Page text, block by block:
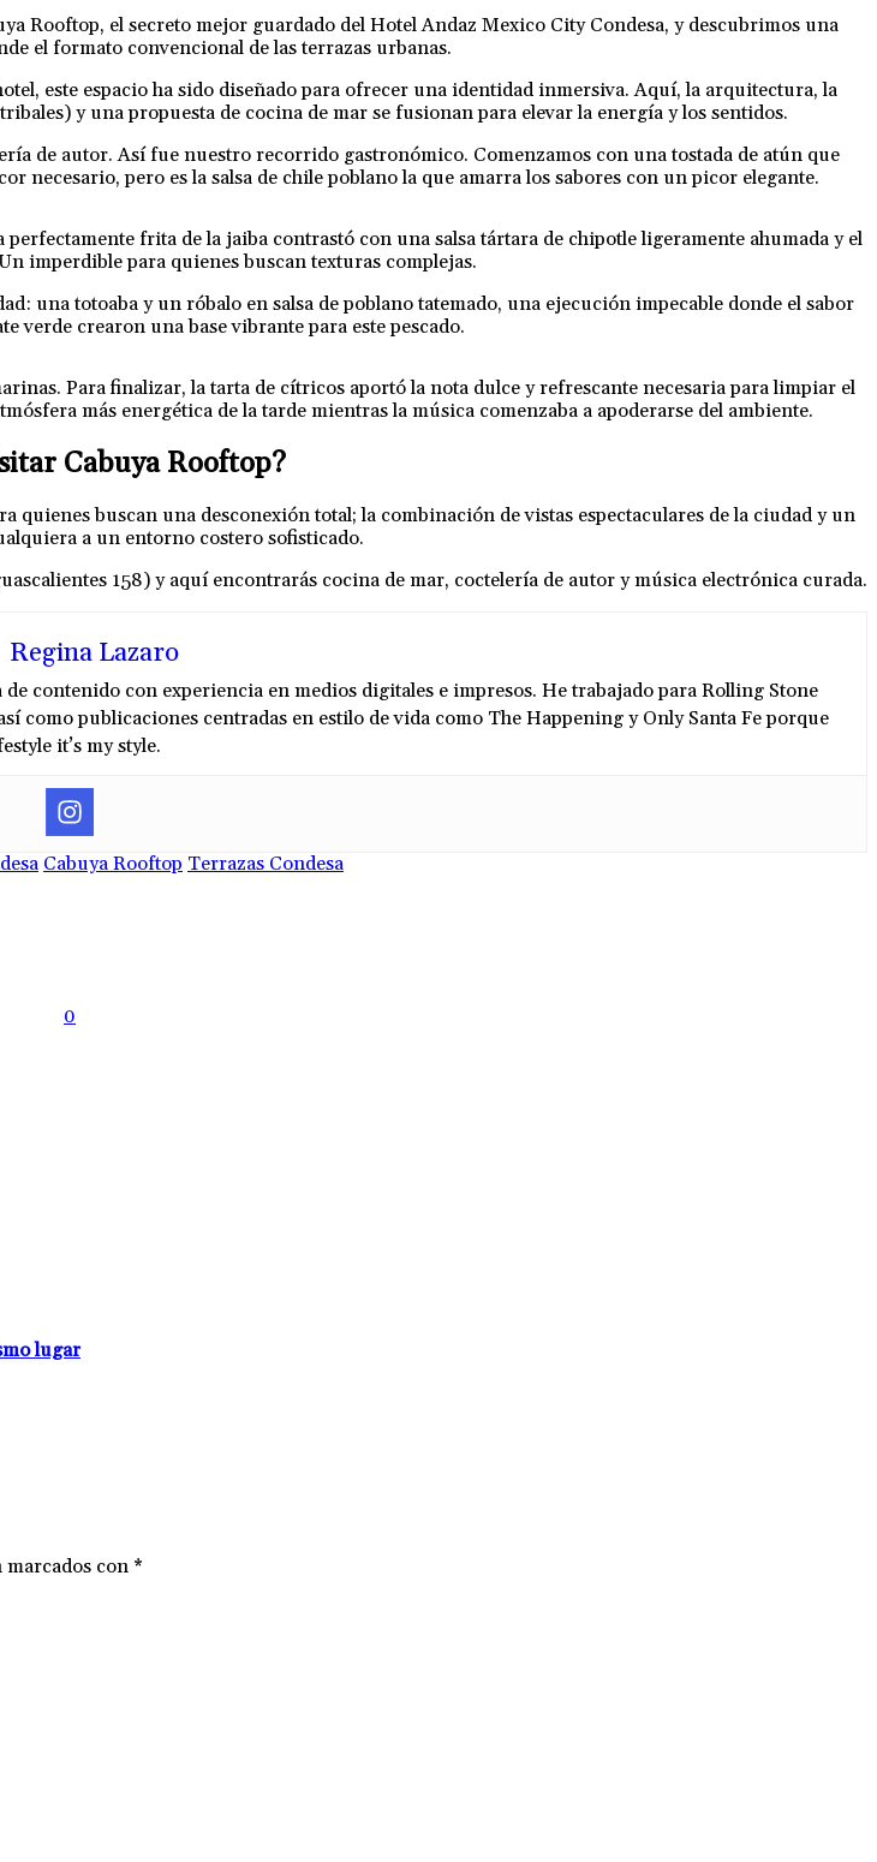
Rooftop, el secreto mejor guardado del Hotel Andaz Mexico City Condesa, y descubrimos una
el formato convencional de las terrazas urbanas.
este espacio ha sido diseñado para ofrecer una identidad inmersiva. Aquí, la arquitectura, la
y una propuesta de cocina de mar se fusionan para elevar la energía y los sentidos.
de autor. Así fue nuestro recorrido gastronómico. Comenzamos con una tostada de atún que
necesario, pero es la salsa de chile poblano la que amarra los sabores con un picor elegante.
frita de la jaiba contrastó con una salsa tártara de chipotle ligeramente ahumada y el
imperdible para quienes buscan texturas complejas.
una totoaba y un róbalo en salsa de poblano tatemado, una ejecución impecable donde el sabor
verde crearon una base vibrante para este pescado.
Para finalizar, la tarta de cítricos aportó la nota dulce y refrescante necesaria para limpiar el
más energética de la tarde mientras la música comenzaba a apoderarse del ambiente.
Cabuya Rooftop?
quienes buscan una desconexión total; la combinación de vistas espectaculares de la ciudad y un
a un entorno costero sofisticado.
158) y aquí encontrarás cocina de mar, coctelería de autor y música electrónica curada.
Regina Lazaro
contenido con experiencia en medios digitales e impresos. He trabajado para Rolling Stone
como publicaciones centradas en estilo de vida como The Happening y Only Santa Fe porque
it’s my style.
Cabuya Rooftop Terrazas Condesa
0
lugar
marcados con *